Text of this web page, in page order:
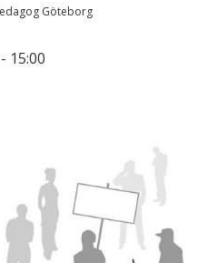
Göteborg
- 15:00